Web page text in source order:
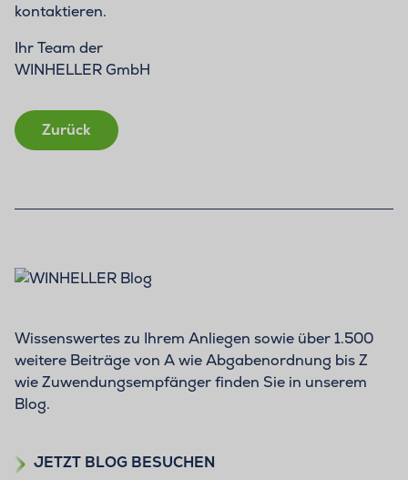
kontaktieren.
Ihr Team der
WINHELLER GmbH
Zurück
Wissenswertes zu Ihrem Anliegen sowie über 1.500
weitere Beiträge von A wie Abgabenordnung bis Z
wie Zuwendungsempfänger finden Sie in unserem
Blog.
JETZT BLOG BESUCHEN